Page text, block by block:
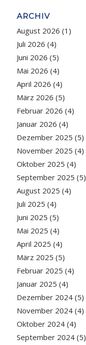
ARCHIV
August 2026 (1)
Juli 2026 (4)
Juni 2026 (5)
Mai 2026 (4)
April 2026 (4)
März 2026 (5)
Februar 2026 (4)
Januar 2026 (4)
Dezember 2025 (5)
November 2025 (4)
Oktober 2025 (4)
September 2025 (5)
August 2025 (4)
Juli 2025 (4)
Juni 2025 (5)
Mai 2025 (4)
April 2025 (4)
März 2025 (5)
Februar 2025 (4)
Januar 2025 (4)
Dezember 2024(5)
November 2024(4)
Oktober 2024(4)
September 2024(5)